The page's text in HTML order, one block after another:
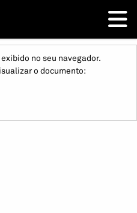
no seu navegador.
o documento: